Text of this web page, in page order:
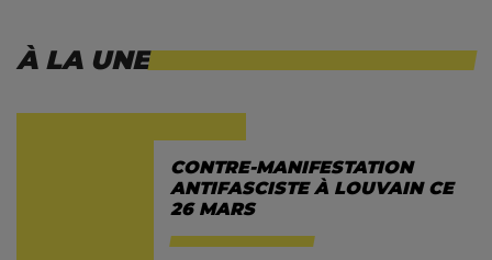
À LA UNE
CONTRE-MANIFESTATION
ANTIFASCISTE À LOUVAIN CE
26 MARS